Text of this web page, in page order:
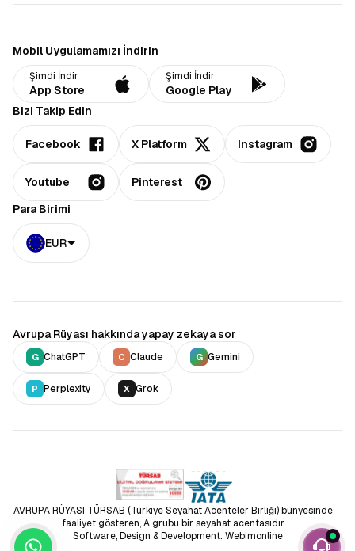
Mobil Uygulamamızı İndirin
Şimdi İndir
App Store
Şimdi İndir
Google Play
Bizi Takip Edin
Facebook X Platform Instagram
Youtube
Pinterest
Para Birimi
EUR
Avrupa Rüyası hakkında yapay zekaya sor
G ChatGPT C Claude G Gemini
P Perplexity X Grok
AVRUPA RÜYASI TÜRSAB (Türkiye Seyahat Acenteler Birliği) bünyesinde
faaliyet gösteren, A grubu bir seyahat acentasıdır.
Software, Design & Development: Webimonline